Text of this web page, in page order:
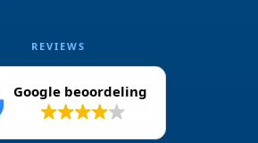
REVIEWS
Google beoordeling